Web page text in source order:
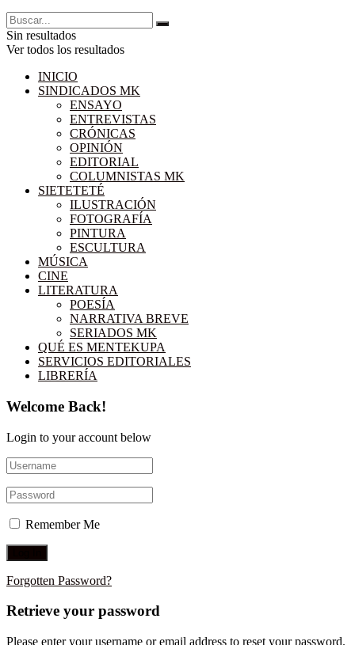
Sin resultados
Ver todos los resultados
INICIO
SINDICADOS MK
ENSAYO
ENTREVISTAS
CRÓNICAS
OPINIÓN
EDITORIAL
COLUMNISTAS MK
SIETETETÉ
ILUSTRACIÓN
FOTOGRAFÍA
PINTURA
ESCULTURA
MÚSICA
CINE
LITERATURA
POESÍA
NARRATIVA BREVE
SERIADOS MK
QUÉ ES MENTEKUPA
SERVICIOS EDITORIALES
LIBRERÍA
Welcome Back!
Login to your account below
Remember Me
Forgotten Password?
Retrieve your password
Please enter your username or email address to reset your password.